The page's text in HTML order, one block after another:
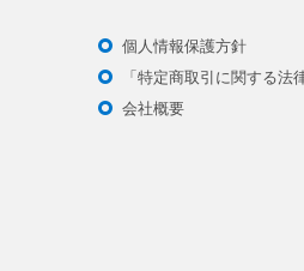
個人情報保護方針
「特定商取引に関する法
会社概要